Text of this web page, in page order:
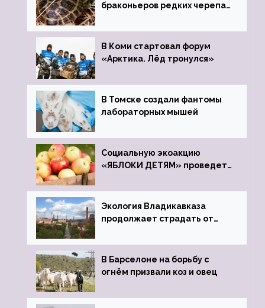
браконьеров редких черепах
зоопарк
В Коми стартовал форум
«Арктика. Лёд тронулся»
В Томске создали фантомы
лабораторных мышей
Социальную экоакцию
«ЯБЛОКИ ДЕТЯМ» проведет
Экология Владикавказа
продолжает страдать от
В Барселоне на борьбу с
огнём призвали коз и овец